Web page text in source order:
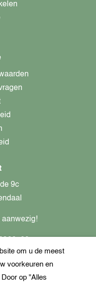
9c
aanwezig!
om u de meest
voorkeuren en
op "Alles